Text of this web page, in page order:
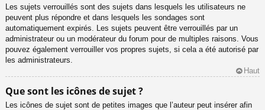
Les sujets verrouillés sont des sujets dans lesquels les utilisateurs ne
peuvent plus répondre et dans lesquels les sondages sont
automatiquement expirés. Les sujets peuvent être verrouillés par un
administrateur ou un modérateur du forum pour de multiples raisons. Vous
pouvez également verrouiller vos propres sujets, si cela a été autorisé par
les administrateurs.
Haut
Que sont les icônes de sujet ?
Les icônes de sujet sont de petites images que l’auteur peut insérer afin